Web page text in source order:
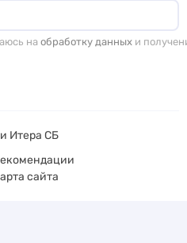
на обработку данных и
Итера СБ
сайта